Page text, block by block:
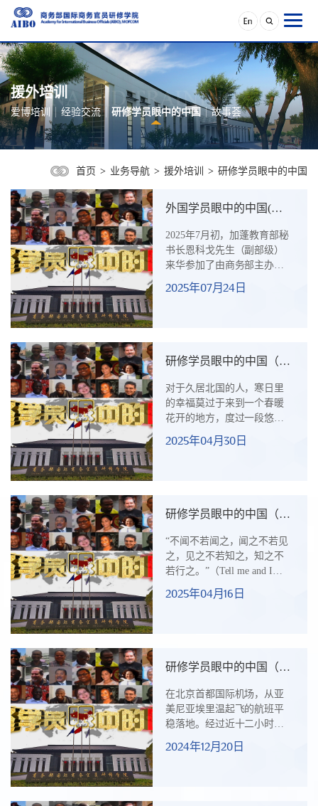
援外培训
爱博培训 经验交流 研修学员眼中的中国 故事荟
首页 > 业务导航 > 援外培训 > 研修学员眼中的中国
外国学员眼中的中国(四
恩科戈撰文谈来华研修体
会
2025年7月初，加蓬教育部秘
书长恩科戈先生（副部级）
来华参加了由商务部主办、
商务部国际商务官员研修学
院承办的“非洲法语国家改革
非文化的互学互鉴，更是一
次对中国发展密码的深刻解
码。回国不久，恩科戈先生
撰写本文《我眼中的中
国》，向我们呈现了一个非
体、全面的中国，以及中国
2025年07月24日
研修学员眼中的中国（四
声音
对于久居北国的人，寒日里
的幸福莫过于来到一个春暖
花开的地方，度过一段悠闲
的时光。毕竟很少有人能抵
御加勒比海绚丽夺目的蓝与
海滩时，来自巴哈马的乔治
亚特·加德纳（Georgette
Gardiner）却在二月零下七度
的北京张开双臂，任由寒风
钻进衣衫，“这才是真正的空
的加勒比海岛，寒冷可是比
2025年04月30日
研修学员眼中的中国（四
国经验的独特魅力
“不闻不若闻之，闻之不若见
之，见之不若知之，知之不
若行之。”（Tell me and I
forget, teach me and I
remember, involve me and I
（IOANNIS NIKOLAOU）在
“一带一路”国家记者组织负责
人研修班结业仪式上引用儒
家的一句名言作为开场白，
通过充满诗意与哲理的演
角，揭开了西方社会对中国
2025年04月16日
研修学员眼中的中国（三
亚
在北京首都国际机场，从亚
美尼亚埃里温起飞的航班平
稳落地。经过近十二小时的
长途飞行，阿尔乔姆·格哈米
扬（Artyom Geghamyan）终
2024年12月20日